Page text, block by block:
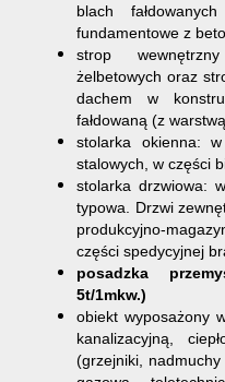
blach
fundamentowe z
strop
żelbetowych oraz
dachem w
fałdowaną (z
stolarka okienna:
stalowych, w części
stolarka drzwiowa:
typowa. Drzwi
produkcyjno-
części spedycyjnej
posadzka
5t/1mkw.)
obiekt wyposażony
kanalizacyjną,
(grzejniki,